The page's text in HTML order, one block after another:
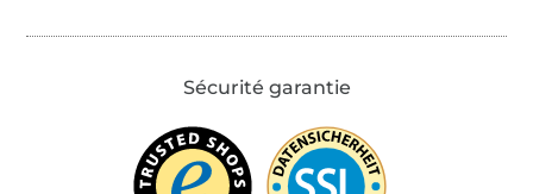
Sécurité garantie